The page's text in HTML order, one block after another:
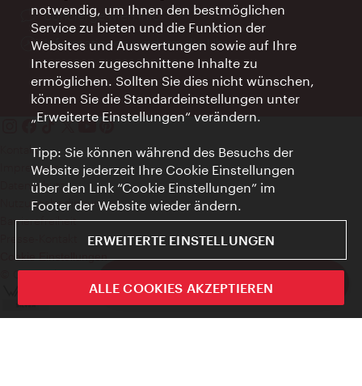
ivie - Die offizielle City Guide App
Ort:
concierge.wien.info
Öffnungszeiten:
Informationen rund um die Uhr
Kontakt
Impressum
Datenschutz
Nutzungsbedingungen
Barrierefreiheit
Cookie Einstellungen
© Copyright WienTourismus
notwendig, um Ihnen den bestmöglichen
Service zu bieten und die Funktion der
Websites und Auswertungen sowie auf Ihre
Interessen zugeschnittene Inhalte zu
ermöglichen. Sollten Sie dies nicht wünschen,
können Sie die Standardeinstellungen unter
„Erweiterte Einstellungen“ verändern.
Tipp: Sie können während des Besuchs der
Website jederzeit Ihre Cookie Einstellungen
über den Link “Cookie Einstellungen” im
Footer der Website wieder ändern.
ERWEITERTE EINSTELLUNGEN
ALLE COOKIES AKZEPTIEREN